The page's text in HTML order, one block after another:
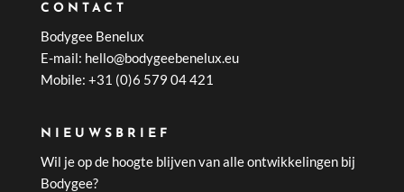
CONTACT
Bodygee Benelux
E-mail: hello@bodygeebenelux.eu
Mobile: +31 (0)6 579 04 421
NIEUWSBRIEF
Wil je op de hoogte blijven van alle ontwikkelingen bij
Bodygee?